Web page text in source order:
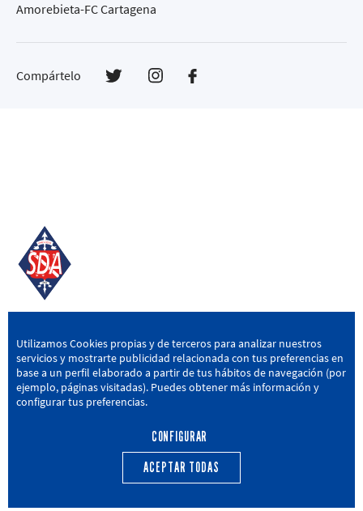
Amorebieta-FC Cartagena
Compártelo
SD AMOREBIETA
San Miguel Kalea, 16, 48340 Amorebieta, Bizkaia
946 604 751 | sda@sdamorebieta.eus
CANTERA ACTUALIDAD
Utilizamos Cookies propias y de terceros para analizar nuestros
servicios y mostrarte publicidad relacionada con tus preferencias en
base a un perfil elaborado a partir de tus hábitos de navegación (por
ejemplo, páginas visitadas). Puedes obtener más información y
configurar tus preferencias.
CONFIGURAR
ACEPTAR TODAS